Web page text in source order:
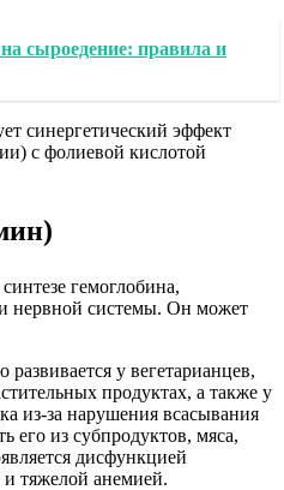
сыроедение: правила и
синергетический эффект
с фолиевой кислотой
гемоглобина,
нервной системы. Он может
у вегетарианцев,
продуктах, а также у
из-за нарушения всасывания
его из субпродуктов, мяса,
дисфункцией
тяжелой анемией.